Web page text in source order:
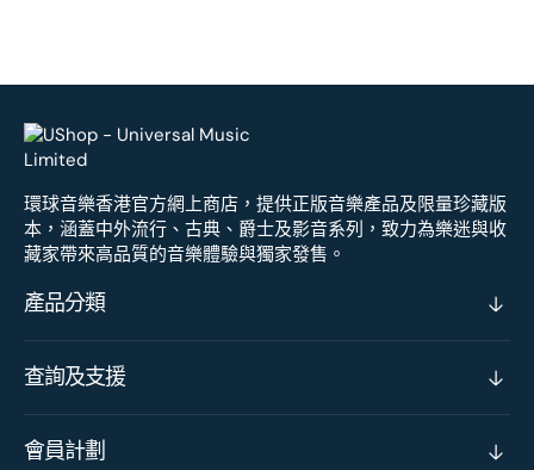
環球音樂香港官方網上商店，提供正版音樂產品及限量珍藏版
本，涵蓋中外流行、古典、爵士及影音系列，致力為樂迷與收
藏家帶來高品質的音樂體驗與獨家發售。
產品分類
查詢及支援
會員計劃